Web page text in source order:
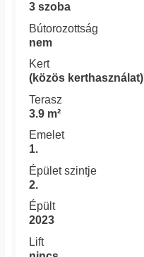
3 szoba
Bútorozottság
nem
Kert
(közös kerthasználat)
Terasz
3.9 m²
Emelet
1.
Épület szintje
2.
Épült
2023
Lift